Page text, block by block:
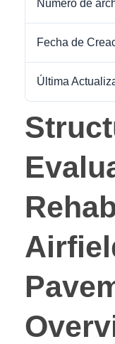
Número de
Fecha de
Última